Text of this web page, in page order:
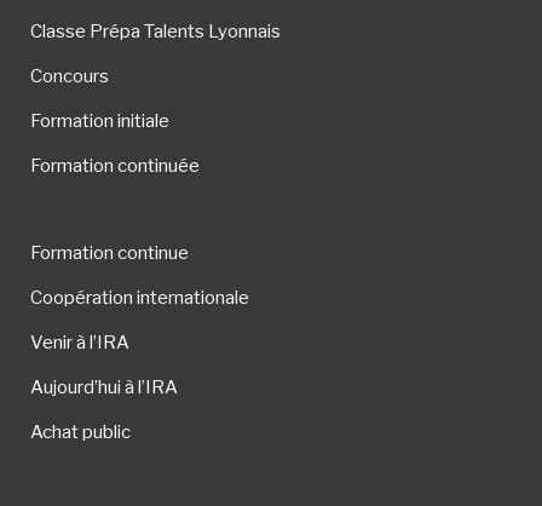
Classe Prépa Talents Lyonnais
Concours
Formation initiale
Formation continuée
Formation continue
Coopération internationale
Venir à l’IRA
Aujourd’hui à l’IRA
Achat public